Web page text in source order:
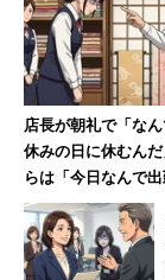
店長が朝礼で「な
休みの日に休むん
らは「今日なんで
いの!?」休日なのに
【前編】